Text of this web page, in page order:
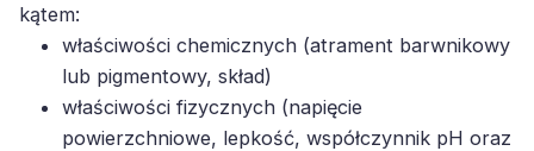
kątem:
właściwości chemicznych (atrament barwnikowy
lub pigmentowy, skład)
właściwości fizycznych (napięcie
powierzchniowe, lepkość, współczynnik pH oraz